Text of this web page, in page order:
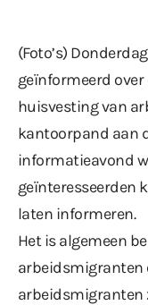
(Foto’s)
geïnformeerd
huisvesting van
kantoorpand aan
informatieavond
geïnteresseerden
laten informeren.
Het is algemeen
arbeidsmigranten
arbeidsmigranten